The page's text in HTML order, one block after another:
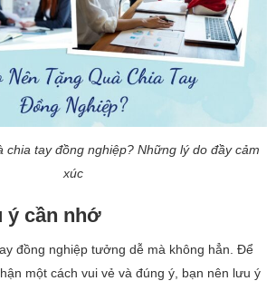
chia tay đồng nghiệp? Những lý do đầy cảm
xúc
ý cần nhớ
đồng nghiệp tưởng dễ mà không hẳn. Để
một cách vui vẻ và đúng ý, bạn nên lưu ý